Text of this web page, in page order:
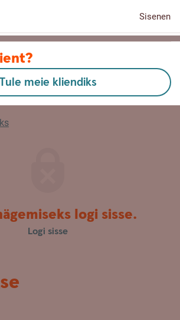
Sisenen
Tule meie kliendiks
logi sisse.
Logi sisse